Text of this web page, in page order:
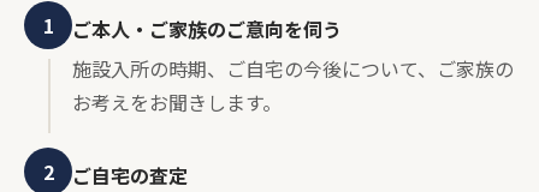
1
ご本人・ご家族のご意向を伺う
施設入所の時期、ご自宅の今後について、ご家族の
お考えをお聞きします。
2
ご自宅の査定